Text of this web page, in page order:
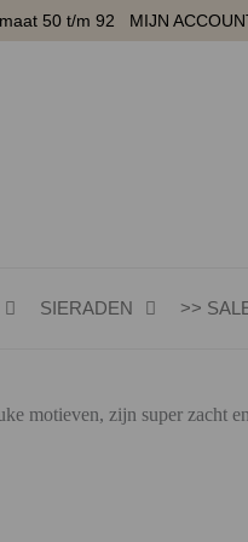
50 t/m 92 MIJN
SIERADEN >>
motieven, zijn super zacht